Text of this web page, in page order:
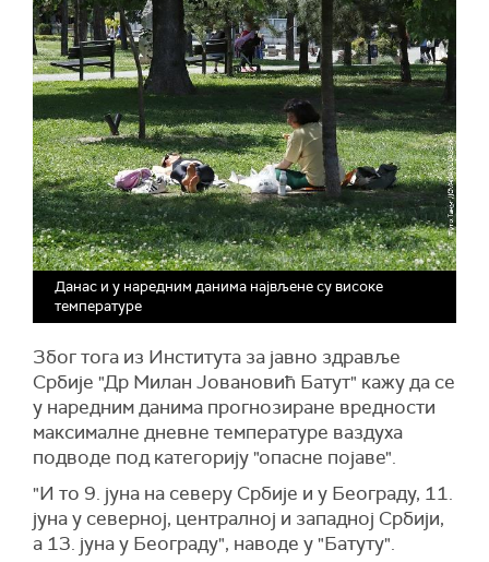
Данас и у наредним данима највљене су високе
температуре
Због тога из Института за јавно здравље
Србије "Др Милан Јовановић Батут" кажу да се
у наредним данима прогнозиране вредности
максималне дневне температуре ваздуха
подводе под категорију "опасне појаве".
"И то 9. јуна на северу Србије и у Београду, 11.
јуна у северној, централној и западној Србији,
а 13. јуна у Београду", наводе у "Батуту".